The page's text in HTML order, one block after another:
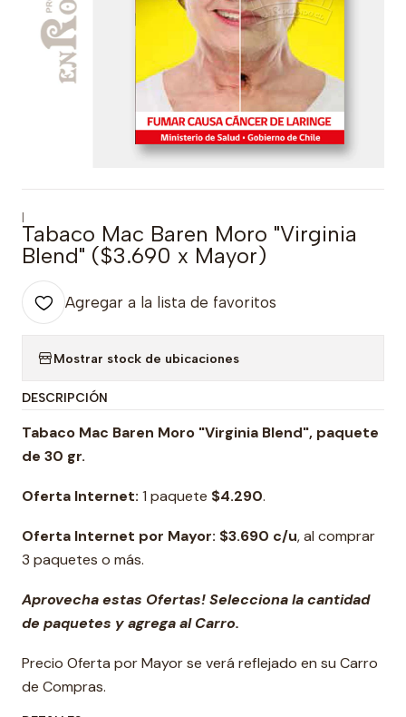
|
Tabaco Mac Baren Moro "Virginia
Blend" ($3.690 x Mayor)
Agregar a la lista de favoritos
Mostrar stock de ubicaciones
DESCRIPCIÓN
Tabaco Mac Baren Moro "Virginia Blend", paquete
de 30 gr.
Oferta Internet: 1 paquete $4.290.
Oferta Internet por Mayor: $3.690 c/u, al comprar
3 paquetes o más.
Aprovecha estas Ofertas! Selecciona la cantidad
de paquetes y agrega al Carro.
Precio Oferta por Mayor se verá reflejado en su Carro
de Compras.